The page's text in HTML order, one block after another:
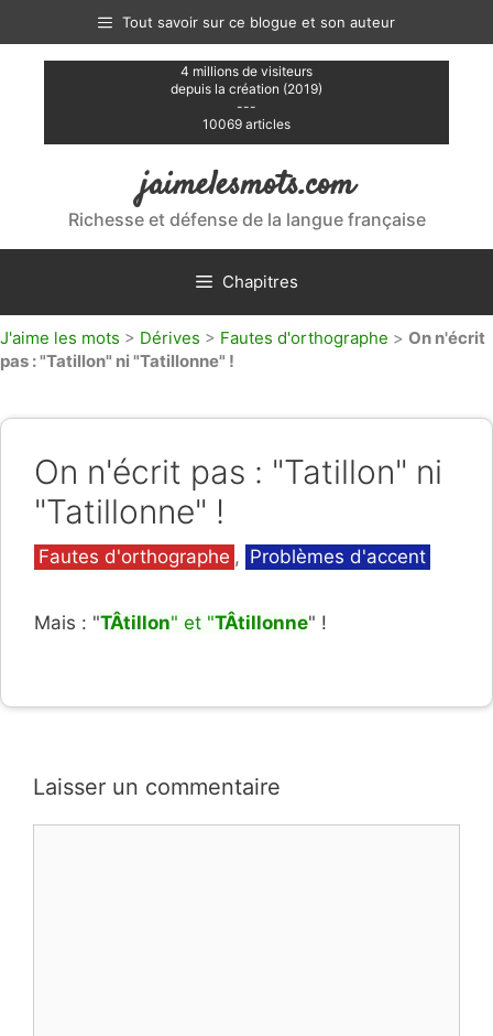
contenu
Tout savoir sur ce blogue et son auteur
4 millions de visiteurs
depuis la création (2019)
---
10069 articles
jaimelesmots.com
Richesse et défense de la langue française
Chapitres
J'aime les mots > Dérives > Fautes d'orthographe > On n'écrit
pas : "Tatillon" ni "Tatillonne" !
On n'écrit pas : "Tatillon" ni
"Tatillonne" !
Catégories
Fautes d'orthographe , Problèmes d'accent
Mais : "TÂtillon" et "TÂtillonne" !
Laisser un commentaire